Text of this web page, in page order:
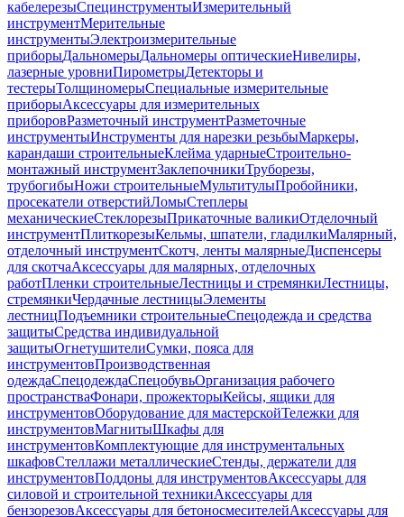
кабелерезыСпецинструментыИзмерительный
инструментМерительные
инструментыЭлектроизмерительные
приборыДальномерыДальномеры оптическиеНивелиры,
лазерные уровниПирометрыДетекторы и
тестерыТолщиномерыСпециальные измерительные
приборыАксессуары для измерительных
приборовРазметочный инструментРазметочные
инструментыИнструменты для нарезки резьбыМаркеры,
карандаши строительныеКлейма ударныеСтроительно-
монтажный инструментЗаклепочникиТруборезы,
трубогибыНожи строительныеМультитулыПробойники,
просекатели отверстийЛомыСтеплеры
механическиеСтеклорезыПрикаточные валикиОтделочный
инструментПлиткорезыКельмы, шпатели, гладилкиМалярный,
отделочный инструментСкотч, ленты малярныеДиспенсеры
для скотчаАксессуары для малярных, отделочных
работПленки строительныеЛестницы и стремянкиЛестницы,
стремянкиЧердачные лестницыЭлементы
лестницПодъемники строительныеСпецодежда и средства
защитыСредства индивидуальной
защитыОгнетушителиСумки, пояса для
инструментовПроизводственная
одеждаСпецодеждаСпецобувьОрганизация рабочего
пространстваФонари, прожекторыКейсы, ящики для
инструментовОборудование для мастерскойТележки для
инструментовМагнитыШкафы для
инструментовКомплектующие для инструментальных
шкафовСтеллажи металлическиеСтенды, держатели для
инструментовПоддоны для инструментовАксессуары для
силовой и строительной техникиАксессуары для
бензорезовАксессуары для бетоносмесителейАксессуары для